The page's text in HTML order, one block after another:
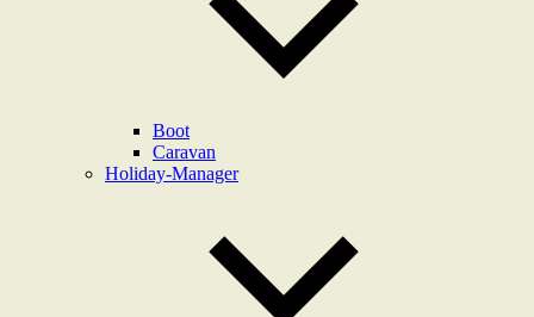
Boot
Caravan
Holiday-Manager